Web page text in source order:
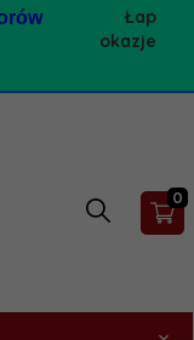
Łap
okazje
0